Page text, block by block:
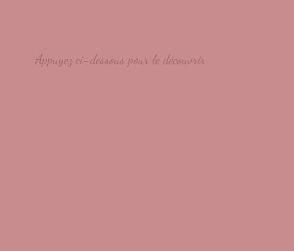
Appuyez ci-dessous pour le découvrir